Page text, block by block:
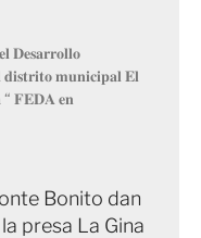
𝐃𝐞𝐬𝐚𝐫𝐫𝐨𝐥𝐥𝐨
𝐦𝐮𝐧𝐢𝐜𝐢𝐩𝐚𝐥 𝐄𝐥
“ 𝐅𝐄𝐃𝐀 𝐞𝐧
Bonito dan
presa La Gina